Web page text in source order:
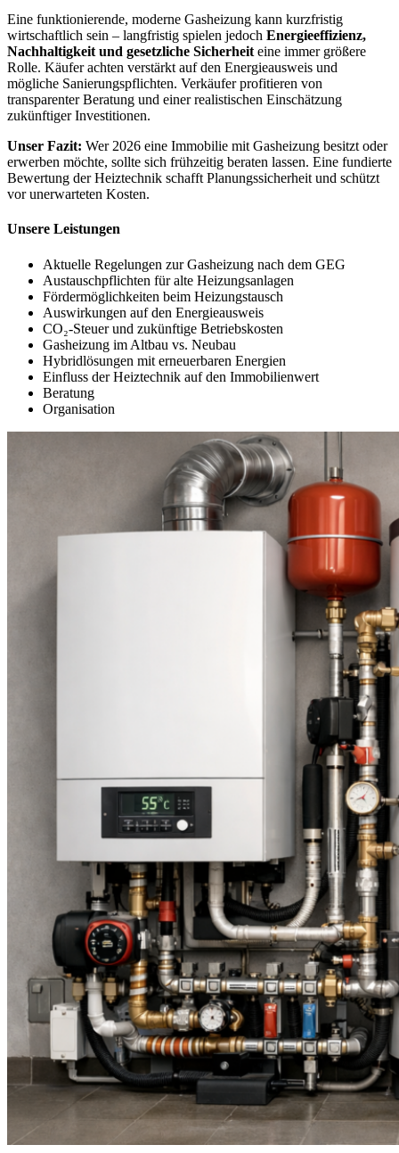
Eine funktionierende, moderne Gasheizung kann kurzfristig
wirtschaftlich sein – langfristig spielen jedoch Energieeffizienz,
Nachhaltigkeit und gesetzliche Sicherheit eine immer größere
Rolle. Käufer achten verstärkt auf den Energieausweis und
mögliche Sanierungspflichten. Verkäufer profitieren von
transparenter Beratung und einer realistischen Einschätzung
zukünftiger Investitionen.
Unser Fazit: Wer 2026 eine Immobilie mit Gasheizung besitzt oder
erwerben möchte, sollte sich frühzeitig beraten lassen. Eine fundierte
Bewertung der Heiztechnik schafft Planungssicherheit und schützt
vor unerwarteten Kosten.
Unsere Leistungen
Aktuelle Regelungen zur Gasheizung nach dem GEG
Austauschpflichten für alte Heizungsanlagen
Fördermöglichkeiten beim Heizungstausch
Auswirkungen auf den Energieausweis
CO₂-Steuer und zukünftige Betriebskosten
Gasheizung im Altbau vs. Neubau
Hybridlösungen mit erneuerbaren Energien
Einfluss der Heiztechnik auf den Immobilienwert
Beratung
Organisation